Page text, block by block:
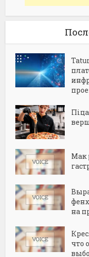
Мак
на
что